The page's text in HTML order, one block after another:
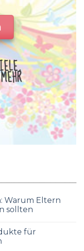
Warum Eltern
sollten
für